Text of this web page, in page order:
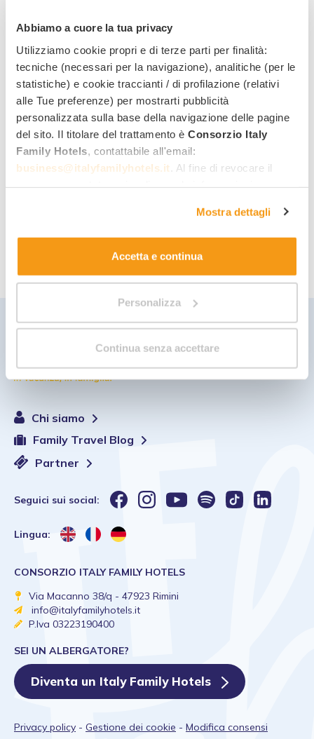
Abbiamo a cuore la tua privacy
Utilizziamo cookie propri e di terze parti per finalità:
tecniche (necessari per la navigazione), analitiche (per le
statistiche) e cookie traccianti / di profilazione (relativi
alle Tue preferenze) per mostrarti pubblicità
personalizzata sulla base della navigazione delle pagine
del sito. Il titolare del trattamento è Consorzio Italy
Family Hotels , contattabile all'email:
business@italyfamilyhotels.it . Al fine di revocare il
. Allo stesso link trovi la nostra informativa
estesa sui cookie.
Mostra dettagli
Accetta e continua
Personalizza
Continua senza accettare
3 buoni motivi per
registrarti!
1 Condividi con altre famiglie recensioni
ed
esperienze di vacanza nei nostri hotel.
Gestisci tutte le richieste di preventivo
inviate ai nostri hotel.
offerte vacanza, eventi di Italy Family Hotels).
Chi siamo
Family Travel Blog
Partner
Seguici sui social:
Lingua:
CONSORZIO ITALY FAMILY HOTELS
Via Macanno 38/q - 47923 Rimini
info@italyfamilyhotels.it
P.Iva 03223190400
SEI UN ALBERGATORE?
Diventa un Italy Family Hotels
Privacy policy - Gestione dei cookie - Modifica consensi